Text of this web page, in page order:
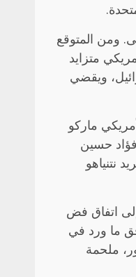
ومن المتوقع
متزايد
ويقضي
ماركو
حسين
نتنياهو
اتفاق فض
وفق ما ورد في
ملحمة